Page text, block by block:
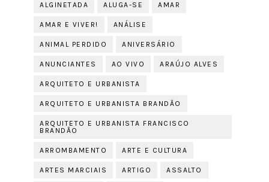
ALGINETADA ALUGA-SE AMAR
AMAR E VIVER! ANÁLISE
ANIMAL PERDIDO ANIVERSÁRIO
ANUNCIANTES AO VIVO ARAÚJO ALVES
ARQUITETO E URBANISTA
ARQUITETO E URBANISTA BRANDÃO
ARQUITETO E URBANISTA FRANCISCO
BRANDÃO
ARROMBAMENTO ARTE E CULTURA
ARTES MARCIAIS ARTIGO ASSALTO